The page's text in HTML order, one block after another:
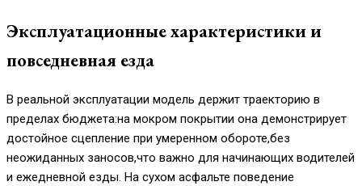
Эксплуатационные характеристики и
повседневная езда
В реальной эксплуатации модель держит траекторию в
пределах бюджета:на мокром покрытии она демонстрирует
достойное сцепление при умеренном обороте,без
неожиданных заносов,что важно для начинающих водителей
и ежедневной езды. На сухом асфальте поведение